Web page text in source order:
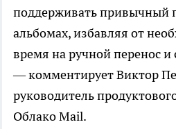
поддерживать привычный
альбомах, избавляя от
время на ручной перенос и
— комментирует Виктор
руководитель
Облако Mail.